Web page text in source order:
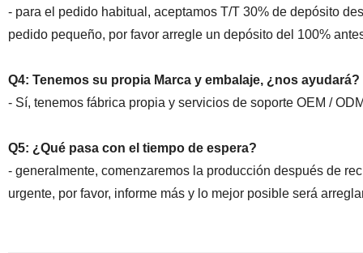
- para el pedido habitual, aceptamos T/T 30% de depósito
pedido pequeño, por favor arregle un depósito del 100%
Q4: Tenemos su propia Marca y embalaje, ¿nos ayudará?
- Sí, tenemos fábrica propia y servicios de soporte OEM /
Q5: ¿Qué pasa con el tiempo de espera?
- generalmente, comenzaremos la producción después de
urgente, por favor, informe más y lo mejor posible será